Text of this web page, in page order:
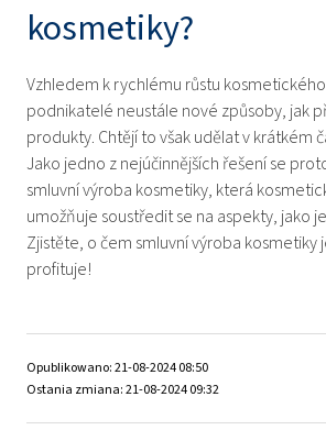
kosmetiky?
Vzhledem k rychlému růstu
podnikatelé neustále nové způsoby, jak
produkty. Chtějí to však udělat v krátkém
Jako jedno z nejúčinnějších řešení se
smluvní výroba kosmetiky, která
umožňuje soustředit se na aspekty, jako
Zjistěte, o čem smluvní výroba kosmetiky
profituje!
Opublikowano: 21-08-2024 08:50
Ostania zmiana: 21-08-2024 09:32